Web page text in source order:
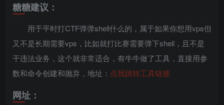
糖糖建议：
用于平时打CTF弹弹shell什么的，属于如果你想用vps但
又不是长期需要vps，比如就打比赛需要弹下shell，且不是
干违法业务，这个就非常适合，有牛牛做了工具，直接用参
数和命令创建和抛弃，地址： 点我跳转工具链接
网址：